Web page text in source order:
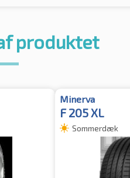
produktet
Minerva
F 205 XL
Sommerdæk